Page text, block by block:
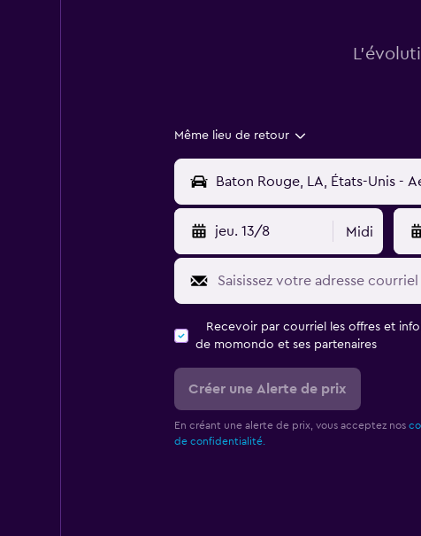
Même lieu de retour
jeu. 13/8 Midi
Recevoir par courriel les offres et
de momondo et ses partenaires
Créer une Alerte de prix
En créant une alerte de prix, vous acceptez nos
de confidentialité.